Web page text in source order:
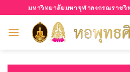
to
content
มหาวิทยาลัยมหาจุฬาลงกรณราชวิ